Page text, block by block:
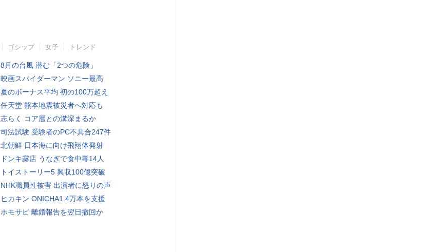
ゴシップ 女子 トレンド
8月の台風 潜む「2つの危険」
映画スパイダーマン ソニー最高
夏のボーナス平均 初の100万超え
任天堂 熊本地震被災者へ対応も
志らく コア層との溝深まるか
司法試験 受験者のPC不具合247件
北朝鮮 日本海に向け飛翔体発射
ドンキ露店 うなぎで食中毒14人
トイストーリー5 興収100億突破
NHK職員性被害 出演者に怒りの声
ヒカキン ONICHA1.4万本を支援
ホモサピ 離婚報告を翌日撤回か